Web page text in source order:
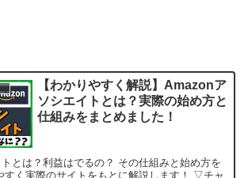
て
【わかりやすく解説】Amazonア
ソシエイトとは？実際の始め方と
仕組みをまとめました！
とは？利益はでるの？ その仕組みと始め方を
すく実際のサイトをもとに解説します！ ▽チャ